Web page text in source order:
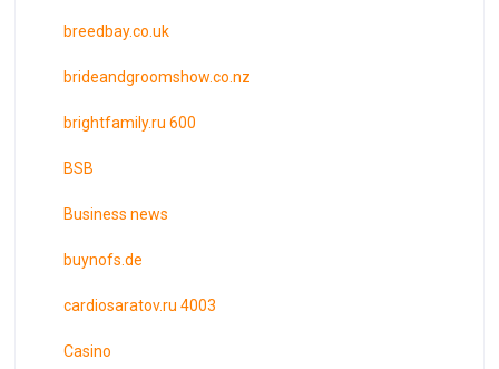
breedbay.co.uk
brideandgroomshow.co.nz
brightfamily.ru 600
BSB
Business news
buynofs.de
cardiosaratov.ru 4003
Casino